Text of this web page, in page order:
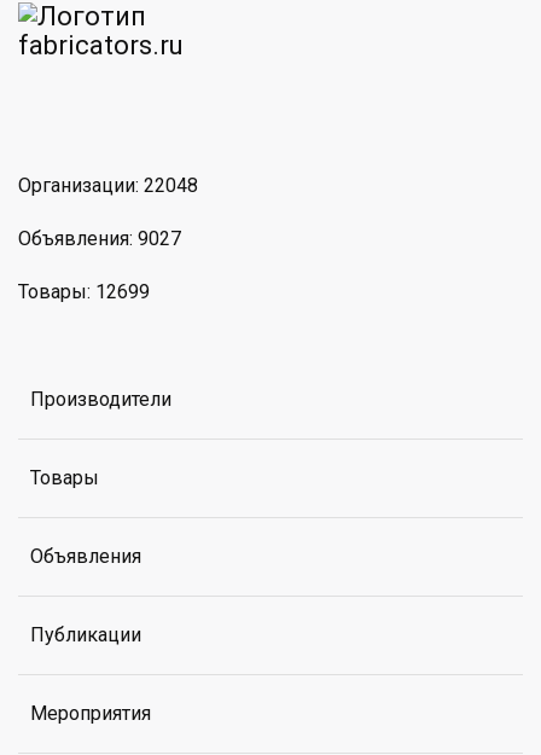
Организации: 22048
Объявления: 9027
Товары: 12699
Производители
Товары
Объявления
Публикации
Мероприятия